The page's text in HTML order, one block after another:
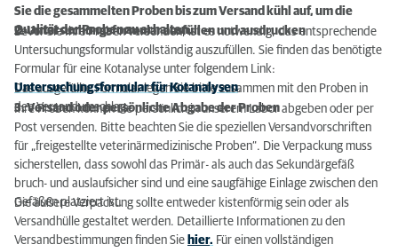
Sie die gesammelten Proben bis zum Versand kühl auf, um die
Qualität der Proben zu erhalten.
2. Untersuchungsformular ausfüllen und ausdrucken
Bevor Sie Ihre Proben versenden, ist es notwendig, das entsprechende
Untersuchungsformular vollständig auszufüllen. Sie finden das benötigte
Formular für eine Kotanalyse unter folgendem Link:
Untersuchungsformular für Kotanalysen.
Das ausgefüllte Formular legen Sie bitte zusammen mit den Proben in
den Versandumschlag.
3. Versand oder persönliche Abgabe der Proben
Ihre Proben können Sie persönlich in unserem Labor abgeben oder per
Post versenden. Bitte beachten Sie die speziellen Versandvorschriften
für „freigestellte veterinärmedizinische Proben“. Die Verpackung muss
sicherstellen, dass sowohl das Primär- als auch das Sekundärgefäß
bruch- und auslaufsicher sind und eine saugfähige Einlage zwischen den
Gefäßen platziert ist.
Die äußere Verpackung sollte entweder kistenförmig sein oder als
Versandhülle gestaltet werden. Detaillierte Informationen zu den
Versandbestimmungen finden Sie hier. Für einen vollständigen